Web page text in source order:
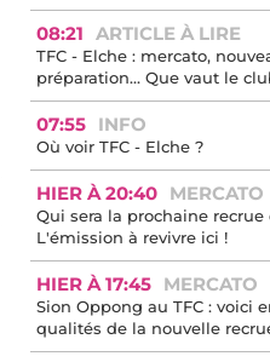
08:21 ARTICLE À LIRE
TFC - Elche : mercato,
préparation… Que vaut le
07:55 INFO
Où voir TFC - Elche ?
HIER À 20:40 MERCATO
Qui sera la prochaine recrue
L'émission à revivre ici !
HIER À 17:45 MERCATO
Sion Oppong au TFC : voici
qualités de la nouvelle